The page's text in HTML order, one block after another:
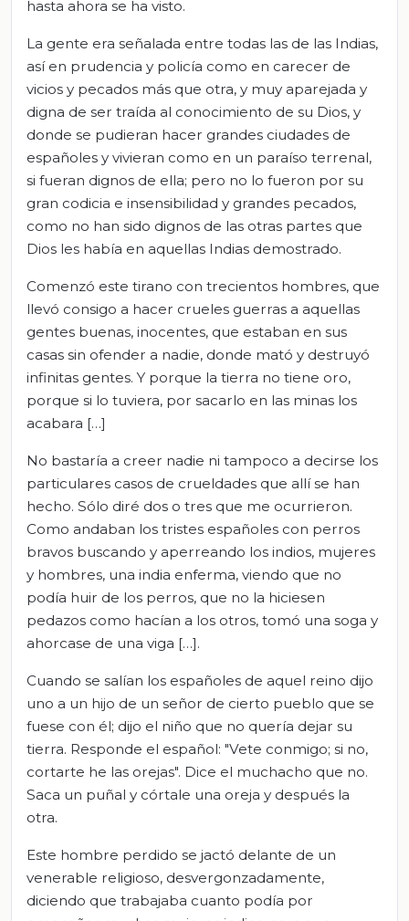
hasta ahora se ha visto.
La gente era señalada entre todas las de las Indias,
así en prudencia y policía como en carecer de
vicios y pecados más que otra, y muy aparejada y
digna de ser traída al conocimiento de su Dios, y
donde se pudieran hacer grandes ciudades de
españoles y vivieran como en un paraíso terrenal,
si fueran dignos de ella; pero no lo fueron por su
gran codicia e insensibilidad y grandes pecados,
como no han sido dignos de las otras partes que
Dios les había en aquellas Indias demostrado.
Comenzó este tirano con trecientos hombres, que
llevó consigo a hacer crueles guerras a aquellas
gentes buenas, inocentes, que estaban en sus
casas sin ofender a nadie, donde mató y destruyó
infinitas gentes. Y porque la tierra no tiene oro,
porque si lo tuviera, por sacarlo en las minas los
acabara […]
No bastaría a creer nadie ni tampoco a decirse los
particulares casos de crueldades que allí se han
hecho. Sólo diré dos o tres que me ocurrieron.
Como andaban los tristes españoles con perros
bravos buscando y aperreando los indios, mujeres
y hombres, una india enferma, viendo que no
podía huir de los perros, que no la hiciesen
pedazos como hacían a los otros, tomó una soga y
ahorcase de una viga […].
Cuando se salían los españoles de aquel reino dijo
uno a un hijo de un señor de cierto pueblo que se
fuese con él; dijo el niño que no quería dejar su
tierra. Responde el español: "Vete conmigo; si no,
cortarte he las orejas". Dice el muchacho que no.
Saca un puñal y córtale una oreja y después la
otra.
Este hombre perdido se jactó delante de un
venerable religioso, desvergonzadamente,
diciendo que trabajaba cuanto podía por